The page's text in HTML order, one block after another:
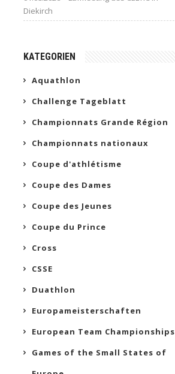
Diekirch
KATEGORIEN
Aquathlon
Challenge Tageblatt
Championnats Grande Région
Championnats nationaux
Coupe d'athlétisme
Coupe des Dames
Coupe des Jeunes
Coupe du Prince
Cross
CSSE
Duathlon
Europameisterschaften
European Team Championships
Games of the Small States of